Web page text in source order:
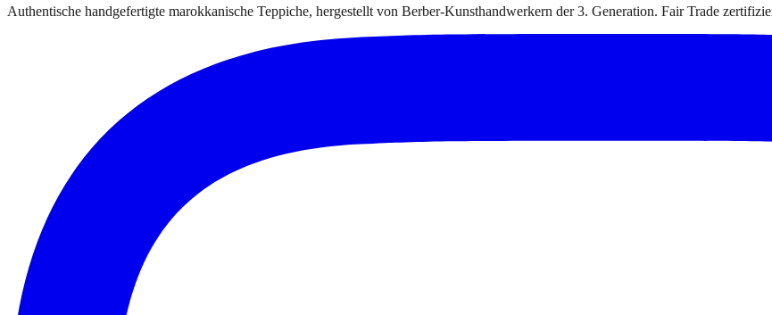
Authentische handgefertigte marokkanische Teppiche, hergestellt von Berber-Kunsthandwerkern der 3. Generation. Fair Trade